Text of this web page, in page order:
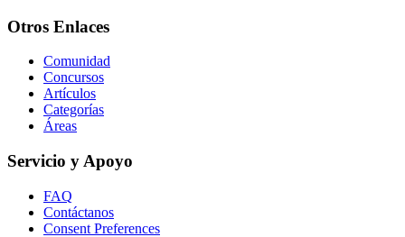
Otros Enlaces
Comunidad
Concursos
Artículos
Categorías
Áreas
Servicio y Apoyo
FAQ
Contáctanos
Consent Preferences